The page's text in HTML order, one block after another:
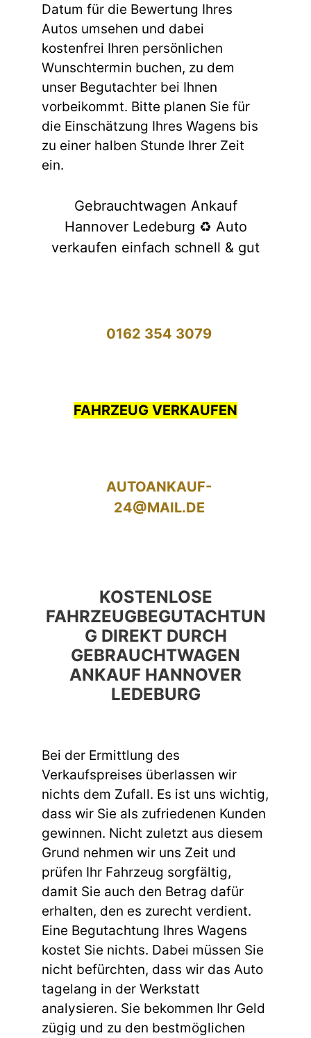
Datum für die Bewertung Ihres
Autos umsehen und dabei
kostenfrei Ihren persönlichen
Wunschtermin buchen, zu dem
unser Begutachter bei Ihnen
vorbeikommt. Bitte planen Sie für
die Einschätzung Ihres Wagens bis
zu einer halben Stunde Ihrer Zeit
ein.
Gebrauchtwagen Ankauf
Hannover Ledeburg ♻️ Auto
verkaufen einfach schnell & gut
0162 354 3079
FAHRZEUG VERKAUFEN
AUTOANKAUF-
24@MAIL.DE
KOSTENLOSE
FAHRZEUGBEGUTACHTUN
G DIREKT DURCH
GEBRAUCHTWAGEN
ANKAUF HANNOVER
LEDEBURG
Bei der Ermittlung des
Verkaufspreises überlassen wir
nichts dem Zufall. Es ist uns wichtig,
dass wir Sie als zufriedenen Kunden
gewinnen. Nicht zuletzt aus diesem
Grund nehmen wir uns Zeit und
prüfen Ihr Fahrzeug sorgfältig,
damit Sie auch den Betrag dafür
erhalten, den es zurecht verdient.
Eine Begutachtung Ihres Wagens
kostet Sie nichts. Dabei müssen Sie
nicht befürchten, dass wir das Auto
tagelang in der Werkstatt
analysieren. Sie bekommen Ihr Geld
zügig und zu den bestmöglichen